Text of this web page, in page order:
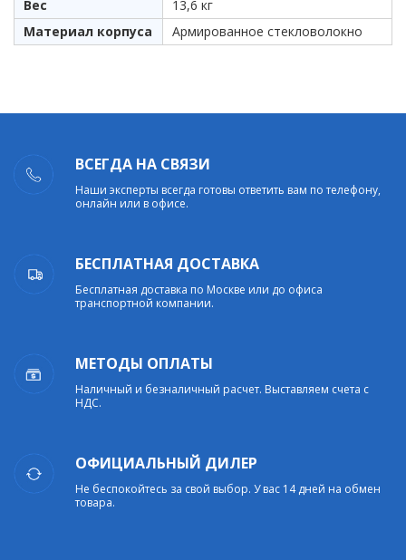
Вес
13,6 кг
Материал корпуса
Армированное стекловолокно
ВСЕГДА НА СВЯЗИ
Наши эксперты всегда готовы ответить вам по телефону,
онлайн или в офисе.
БЕСПЛАТНАЯ ДОСТАВКА
Бесплатная доставка по Москве или до офиса
транспортной компании.
МЕТОДЫ ОПЛАТЫ
Наличный и безналичный расчет. Выставляем счета с
НДС.
ОФИЦИАЛЬНЫЙ ДИЛЕР
Не беспокойтесь за свой выбор. У вас 14 дней на обмен
товара.